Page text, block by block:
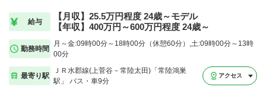
給与
【月収】25.5万円程度 24歳～モデル
【年収】400万円～600万円程度 24歳～
勤務時間
月～金:09時00分～18時00分（休憩60分）,土:09時00分～13時
00分
最寄り駅
ＪＲ水郡線(上菅谷－常陸太田)「常陸鴻巣
駅」 バス・車9分
アクセス